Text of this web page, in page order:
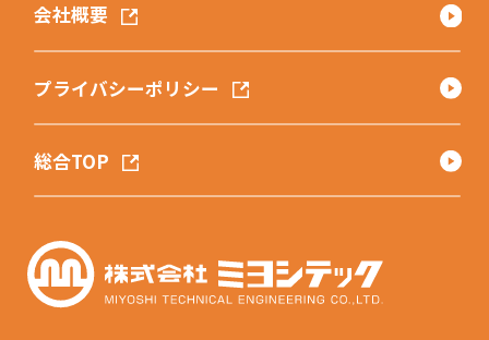
会社概要
プライバシーポリシー
総合TOP